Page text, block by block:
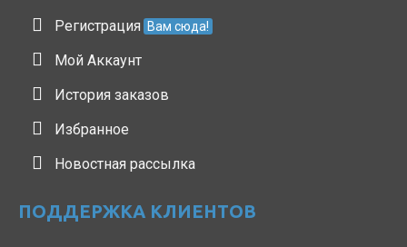
Регистрация Вам сюда!
Мой Аккаунт
История заказов
Избранное
Новостная рассылка
ПОДДЕРЖКА КЛИЕНТОВ